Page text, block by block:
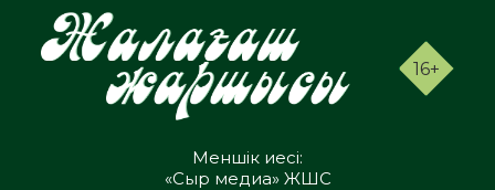
16+
Меншік иесі:
«Сыр медиа» ЖШС